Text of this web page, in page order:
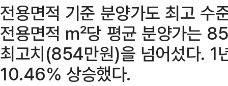
전용면적 기준 분양가도 최고 수
전용면적 ㎡당 평균 분양가는
최고치(854만원)을 넘어섰다. 1
10.46% 상승했다.